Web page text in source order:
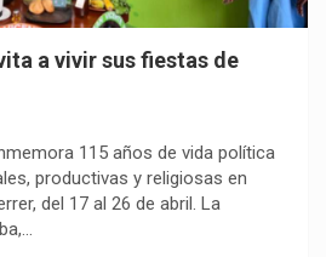
a vivir sus fiestas de
115 años de vida política
productivas y religiosas en
del 17 al 26 de abril. La